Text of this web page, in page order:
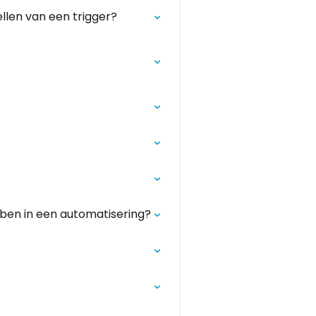
van een trigger?
in een automatisering?